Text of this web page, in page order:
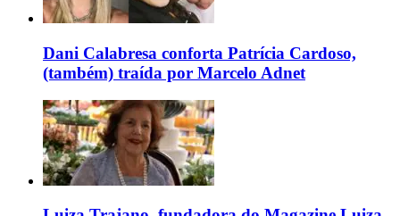
Dani Calabresa conforta Patrícia Cardoso,
(também) traída por Marcelo Adnet